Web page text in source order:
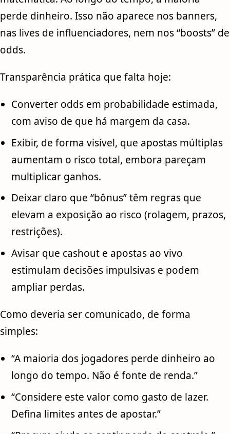
perde dinheiro. Isso não aparece nos banners,
nas lives de influenciadores, nem nos “boosts” de
odds.
Transparência prática que falta hoje:
Converter odds em probabilidade estimada,
com aviso de que há margem da casa.
Exibir, de forma visível, que apostas múltiplas
aumentam o risco total, embora pareçam
multiplicar ganhos.
Deixar claro que “bônus” têm regras que
elevam a exposição ao risco (rolagem, prazos,
restrições).
Avisar que cashout e apostas ao vivo
estimulam decisões impulsivas e podem
ampliar perdas.
Como deveria ser comunicado, de forma
simples:
“A maioria dos jogadores perde dinheiro ao
longo do tempo. Não é fonte de renda.”
“Considere este valor como gasto de lazer.
Defina limites antes de apostar.”